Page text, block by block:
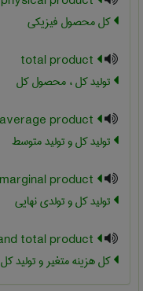
کل محصول فیزیکی
تولید کل ، محصول کل
تولید کل و تولید متوسط
تولید کل و تولدی نهایی
کل هزینه متغیر و تولید کل